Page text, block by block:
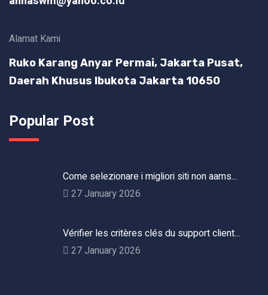
Alamat Kami
Ruko Karang Anyar Permai, Jakarta Pusat,
Daerah Khusus Ibukota Jakarta 10650
Popular Post
Come selezionare i migliori siti non aams...
27 January 2026
Vérifier les critères clés du support client...
27 January 2026